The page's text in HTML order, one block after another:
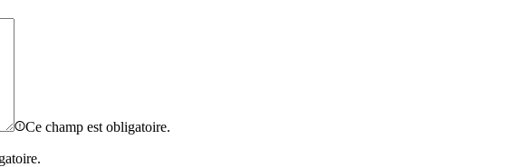
Ce champ est obligatoire.